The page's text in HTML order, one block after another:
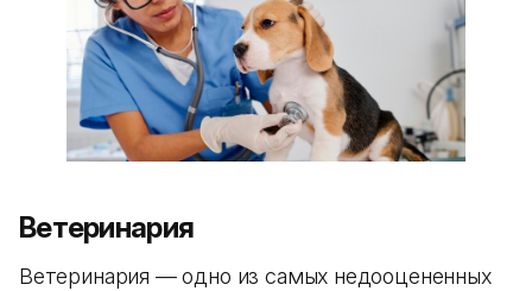
Ветеринария
Ветеринария — одно из самых недооцененных